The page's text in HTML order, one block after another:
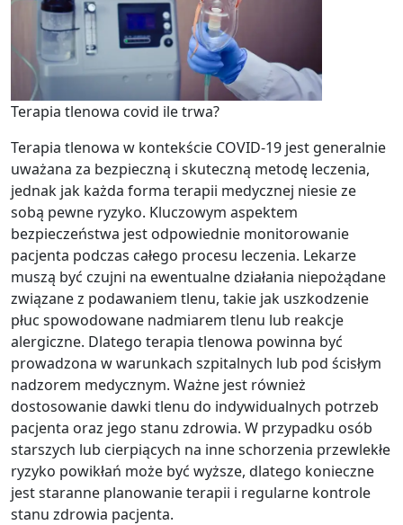
Terapia tlenowa covid ile trwa?
Terapia tlenowa w kontekście COVID-19 jest generalnie
uważana za bezpieczną i skuteczną metodę leczenia,
jednak jak każda forma terapii medycznej niesie ze
sobą pewne ryzyko. Kluczowym aspektem
bezpieczeństwa jest odpowiednie monitorowanie
pacjenta podczas całego procesu leczenia. Lekarze
muszą być czujni na ewentualne działania niepożądane
związane z podawaniem tlenu, takie jak uszkodzenie
płuc spowodowane nadmiarem tlenu lub reakcje
alergiczne. Dlatego terapia tlenowa powinna być
prowadzona w warunkach szpitalnych lub pod ścisłym
nadzorem medycznym. Ważne jest również
dostosowanie dawki tlenu do indywidualnych potrzeb
pacjenta oraz jego stanu zdrowia. W przypadku osób
starszych lub cierpiących na inne schorzenia przewlekłe
ryzyko powikłań może być wyższe, dlatego konieczne
jest staranne planowanie terapii i regularne kontrole
stanu zdrowia pacjenta.